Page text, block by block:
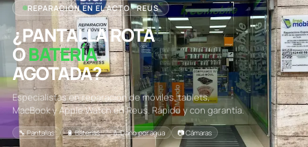
REPARACIÓN EN EL ACTO · REUS
¿PANTALLA ROTA
OBATERÍA
AGOTADA?
Especialistas en reparación de móviles, tablets,
MacBook y Apple Watch en Reus. Rápido y con garantía.
🔧 Pantallas 🔋 Baterías 💧 Daño por agua 📷 Cámaras